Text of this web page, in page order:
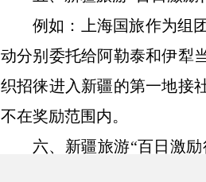
例如：上海国旅作为组
动分别委托给阿勒泰和伊犁
织招徕进入新疆的第一地接
不在奖励范围内。
六、新疆旅游“百日激